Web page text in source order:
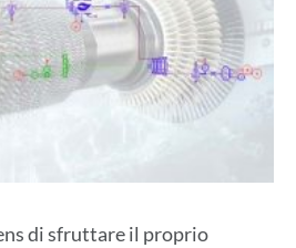
di sfruttare il proprio